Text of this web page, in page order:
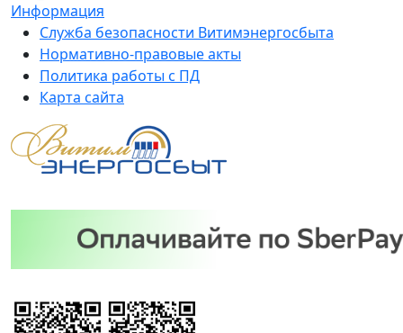
Информация
Служба безопасности Витимэнергосбыта
Нормативно-правовые акты
Политика работы с ПД
Карта сайта